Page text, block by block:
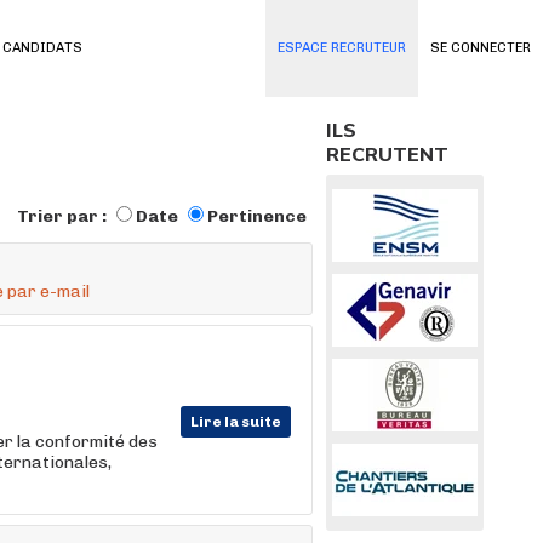
SE CONNECTER
CANDIDATS ESPACE RECRUTEUR
Trier par : Date Pertinence
par e-mail
Lire la suite
la conformité des
ILS
RECRUTENT